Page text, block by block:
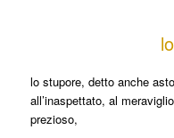
lo stupore, detto anche
all’inaspettato, al
prezioso,